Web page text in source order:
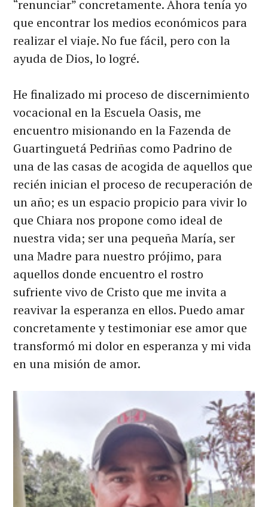
“renunciar” concretamente. Ahora tenía yo
que encontrar los medios económicos para
realizar el viaje. No fue fácil, pero con la
ayuda de Dios, lo logré.
He finalizado mi proceso de discernimiento
vocacional en la Escuela Oasis, me
encuentro misionando en la Fazenda de
Guartinguetá Pedriñas como Padrino de
una de las casas de acogida de aquellos que
recién inician el proceso de recuperación de
un año; es un espacio propicio para vivir lo
que Chiara nos propone como ideal de
nuestra vida; ser una pequeña María, ser
una Madre para nuestro prójimo, para
aquellos donde encuentro el rostro
sufriente vivo de Cristo que me invita a
reavivar la esperanza en ellos. Puedo amar
concretamente y testimoniar ese amor que
transformó mi dolor en esperanza y mi vida
en una misión de amor.